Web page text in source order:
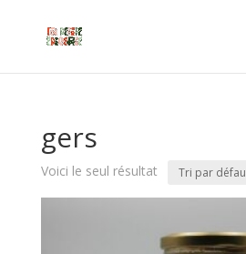
gers
Voici le seul résultat